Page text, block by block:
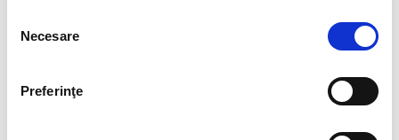
consimțământului
Necesare
Preferinţe
Nota: Datorita faptului ca baza este din
unicat ) pentru orice comanda de unul
sau mai multi pomi se discuta telefonic